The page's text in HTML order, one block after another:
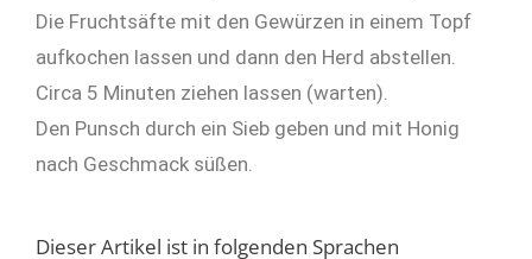
Die Fruchtsäfte mit den Gewürzen in einem Topf
aufkochen lassen und dann den Herd abstellen.
Circa 5 Minuten ziehen lassen (warten).
Den Punsch durch ein Sieb geben und mit Honig
nach Geschmack süßen.
Dieser Artikel ist in folgenden Sprachen